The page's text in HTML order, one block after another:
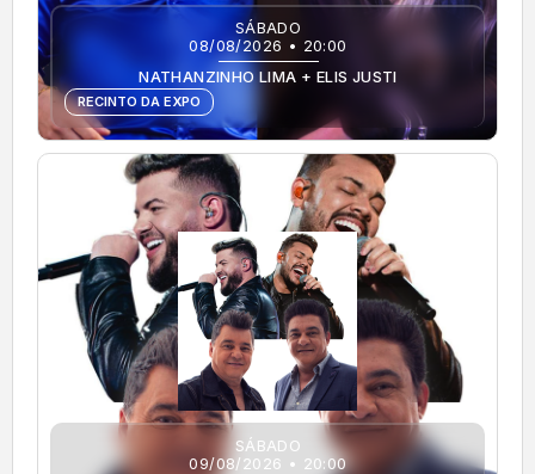
SÁBADO
08/08/2026 • 20:00
NATHANZINHO LIMA + ELIS JUSTI
RECINTO DA EXPO
SÁBADO
09/08/2026 • 20:00